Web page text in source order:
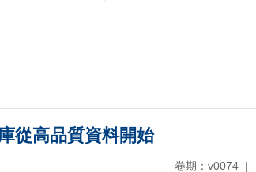
從高品質資料開始
卷期：v0074